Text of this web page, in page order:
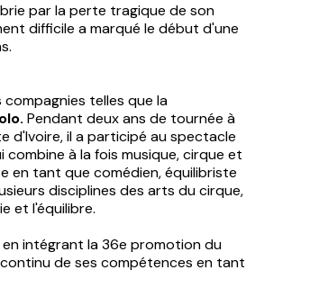
par la perte tragique de son
difficile a marqué le début d'une
telles que la
Pendant deux ans de tournée à
d'Ivoire, il a participé au spectacle
combine à la fois musique, cirque et
en tant que comédien, équilibriste
disciplines des arts du cirque,
et l'équilibre.
en intégrant la 36e promotion du
de ses compétences en tant